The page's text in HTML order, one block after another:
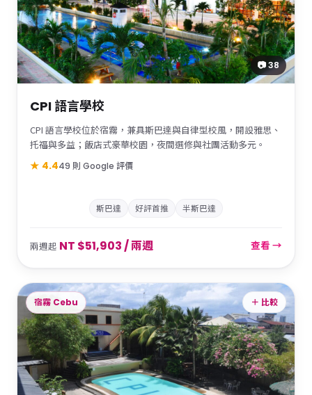
📷 38
CPI 語言學校
CPI 語言學校位於宿霧，兼具斯巴達與自律型校風，開設雅思、
托福與多益；飯店式豪華校園，夜間選修與社團活動多元。
★ 4.449 則 Google 評價
斯巴達 好評首推 半斯巴達
兩週起 NT $51,903 / 兩週 查看 →
宿霧 Cebu ＋ 比較